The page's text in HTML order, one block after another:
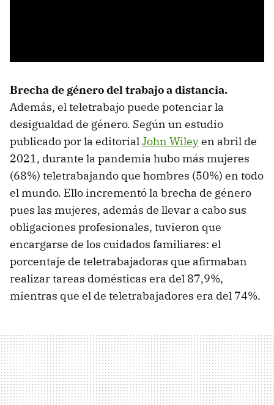
Brecha de género del trabajo a distancia.
Además, el teletrabajo puede potenciar la
desigualdad de género. Según un estudio
publicado por la editorialJohn Wileyen abril de
2021, durante la pandemia hubo más mujeres
(68%) teletrabajando que hombres (50%) en todo
el mundo. Ello incrementó la brecha de género
pues las mujeres, además de llevar a cabo sus
obligaciones profesionales, tuvieron que
encargarse de los cuidados familiares: el
porcentaje de teletrabajadoras que afirmaban
realizar tareas domésticas era del 87,9%,
mientras que el de teletrabajadores era del 74%.